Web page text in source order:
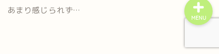
あまり感じられず…
MENU